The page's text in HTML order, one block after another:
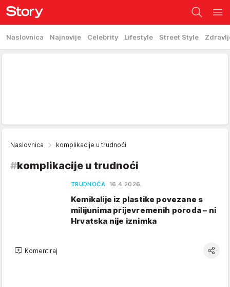
Naslovnica Najnovije Celebrity Lifestyle Street Style
Naslovnica komplikacije u trudnoći
#komplikacije u trudnoći
TRUDNOĆA 16.4.2026.
Kemikalije iz plastike povezane s
milijunima prijevremenih poroda – ni
Hrvatska nije iznimka
Komentiraj